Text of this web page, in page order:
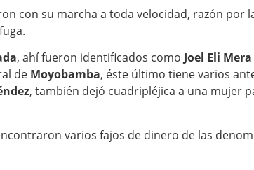
con su marcha a toda velocidad, razón por
, ahí fueron identificados como Joel Eli
de Moyobamba, éste último tiene varios
, también dejó cuadripléjica a una mujer
varios fajos de dinero de las